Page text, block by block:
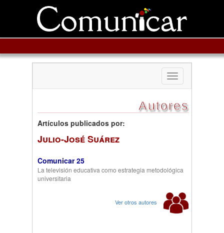
Toggle
navigation
Autores
Artículos publicados por:
Julio-José Suárez
Comunicar 25
La televisión educativa como estrategia metodológica
universitaria
Ver otros autores